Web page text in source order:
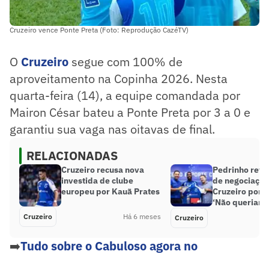
Cruzeiro vence Ponte Preta (Foto: Reprodução CazéTV)
O Cruzeiro segue com 100% de
aproveitamento na Copinha 2026. Nesta
quarta-feira (14), a equipe comandada por
Mairon César bateu a Ponte Preta por 3 a 0 e
garantiu sua vaga nas oitavas de final.
RELACIONADAS
Cruzeiro recusa nova
investida de clube
europeu por Kauã Prates
Cruzeiro Há 6 meses
Pedrinho
de
Cruzeiro por
‘Não queriam
Cruzeiro
➡️Tudo sobre o Cabuloso agora no